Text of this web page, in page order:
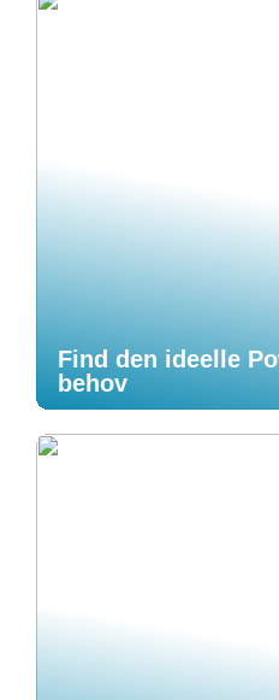
Find den ideelle
behov